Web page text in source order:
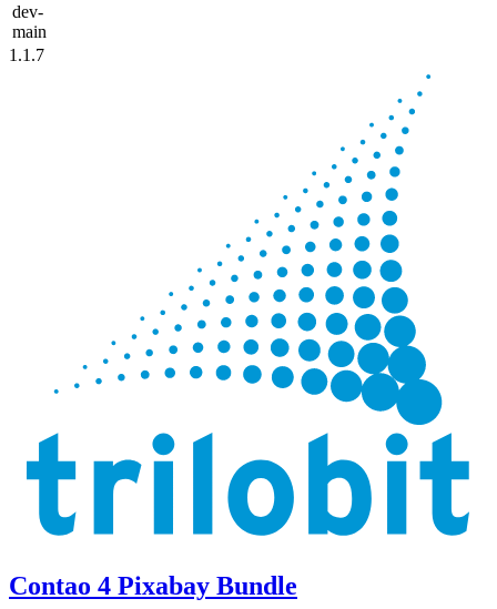
dev-
main
1.1.7
Contao 4 Pixabay Bundle